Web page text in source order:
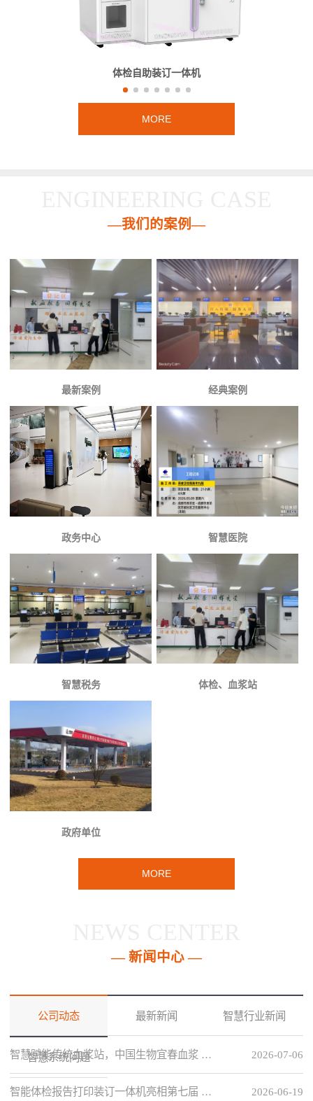
体检自助装订一体机
MORE
—我们的案例—
最新案例 经典案例
政务中心 智慧医院
智慧税务 体检、血浆站
政府单位
MORE
— 新闻中心 —
公司动态 最新新闻 智慧行业新闻
智慧系统问题 2026-07-06
智慧赋能传统血浆站，中国生物宜春血浆 …
2026-06-19
智能体检报告打印装订一体机亮相第七届 …